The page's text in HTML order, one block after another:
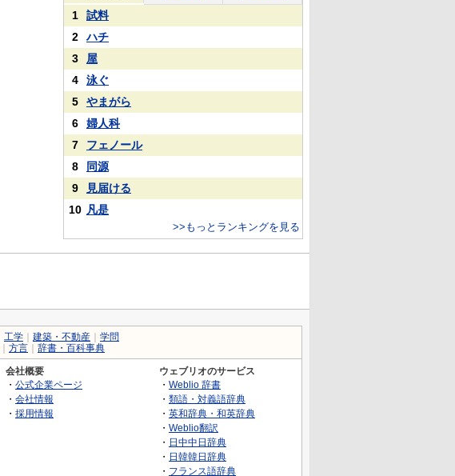
1
試料
2
ハチ
3
屋
4
泳ぐ
5
やまがら
6
婦人科
7
フェノール
8
同源
9
見届ける
10 凡是
>>もっとランキングを見る
工学 建築・不動産
学問
方言 辞書・百科事典
会社概要
・ 公式企業ページ
・ 会社情報
・ 採用情報
ウェブリオのサービス
・ Weblio 辞書
・ 類語・対義語辞典
・ 英和辞典・和英辞典
・ Weblio翻訳
・ 日中中日辞典
・ 日韓韓日辞典
・ フランス語辞典